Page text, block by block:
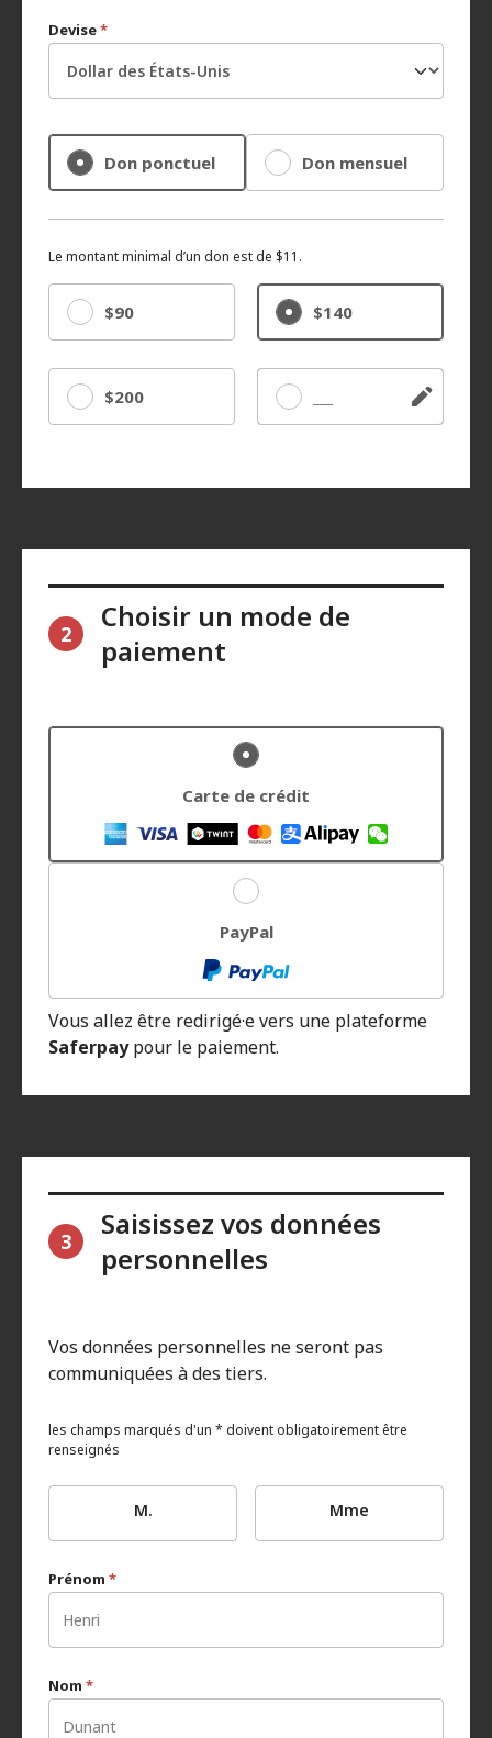
Devise*
Don ponctuel Don mensuel
Le montant minimal d’un don est de $11.
$90 $140
$200 Autre
2
Choisir un mode de
paiement
Carte de crédit
PayPal
Vous allez être redirigé·e vers une plateforme
Saferpaypour le paiement.
3
Saisissez vos données
personnelles
Vos données personnelles ne seront pas
communiquées à des tiers.
les champs marqués d'un * doivent obligatoirement être
renseignés
M. Mme
Prénom *
Nom *